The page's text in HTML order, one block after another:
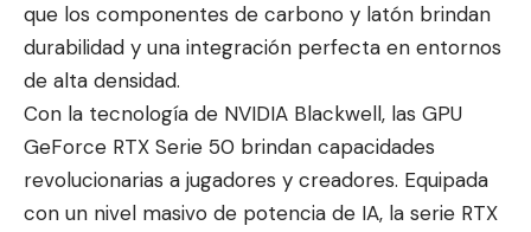
que los componentes de carbono y latón brindan
durabilidad y una integración perfecta en entornos
de alta densidad.
Con la tecnología de NVIDIA Blackwell, las GPU
GeForce RTX Serie 50 brindan capacidades
revolucionarias a jugadores y creadores. Equipada
con un nivel masivo de potencia de IA, la serie RTX